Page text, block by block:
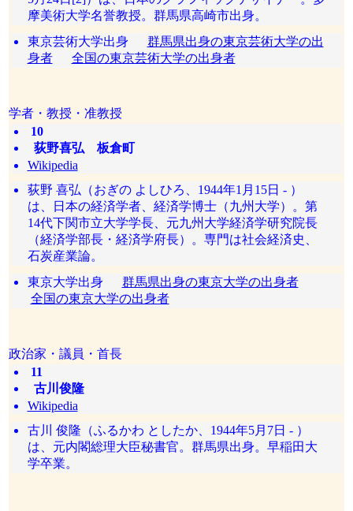
摩美術大学名誉教授。群馬県高崎市出身。
東京芸術大学出身 群馬県出身の東京芸術大学の出
身者
全国の東京芸術大学の出身者
学者・教授・准教授
10
荻野喜弘 板倉町
Wikipedia
荻野 喜弘（おぎの よしひろ、1944年1月15日 - ）
は、日本の経済学者、経済学博士（九州大学）。第
14代下関市立大学学長、元九州大学経済学研究院長
（経済学部長・経済学府長）。専門は社会経済史、
石炭産業論。
東京大学出身 群馬県出身の東京大学の出身者
全国の東京大学の出身者
政治家・議員・首長
11
古川俊隆
Wikipedia
古川 俊隆（ふるかわ としたか、1944年5月7日 - ）
は、元内閣総理大臣秘書官。群馬県出身。早稲田大
学卒業。